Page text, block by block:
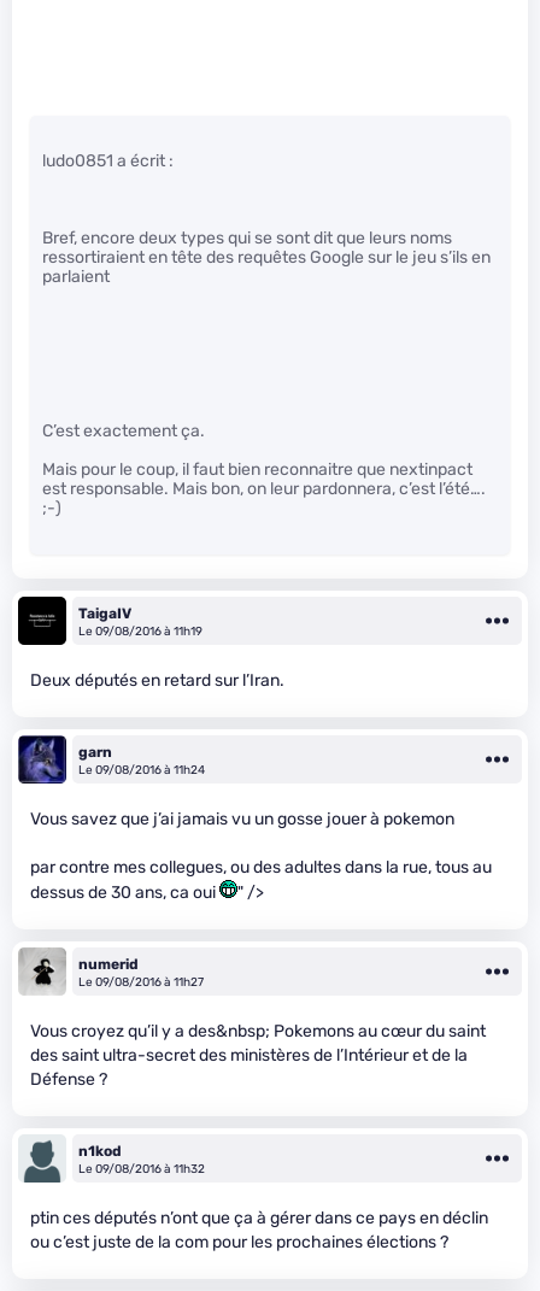
ludo0851 a écrit :
Bref, encore deux types qui se sont dit que leurs noms
ressortiraient en tête des requêtes Google sur le jeu s’ils en
parlaient
C’est exactement ça.
Mais pour le coup, il faut bien reconnaitre que nextinpact
est responsable. Mais bon, on leur pardonnera, c’est l’été….
;-)
TaigaIV
Le 09/08/2016 à 11h19
Deux députés en retard sur l’Iran.
garn
Le 09/08/2016 à 11h24
Vous savez que j’ai jamais vu un gosse jouer à pokemon
par contre mes collegues, ou des adultes dans la rue, tous au
dessus de 30 ans, ca oui
" />
numerid
Le 09/08/2016 à 11h27
Vous croyez qu’il y a des&nbsp; Pokemons au cœur du saint
des saint ultra-secret des ministères de l’Intérieur et de la
Défense ?
n1kod
Le 09/08/2016 à 11h32
ptin ces députés n’ont que ça à gérer dans ce pays en déclin
ou c’est juste de la com pour les prochaines élections ?